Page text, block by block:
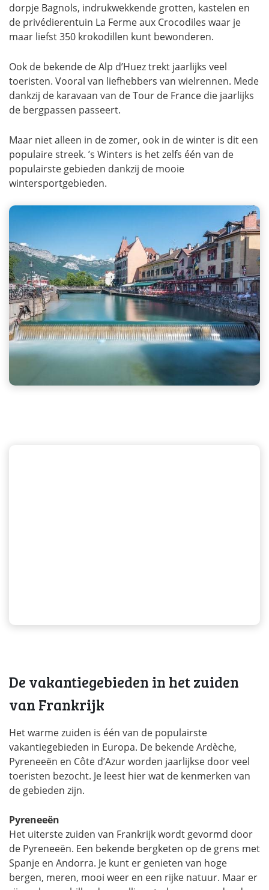
dorpje Bagnols, indrukwekkende grotten, kastelen en
de privédierentuin La Ferme aux Crocodiles waar je
maar liefst 350 krokodillen kunt bewonderen.
Ook de bekende de Alp d’Huez trekt jaarlijks veel
toeristen. Vooral van liefhebbers van wielrennen. Mede
dankzij de karavaan van de Tour de France die jaarlijks
de bergpassen passeert.
Maar niet alleen in de zomer, ook in de winter is dit een
populaire streek. ’s Winters is het zelfs één van de
populairste gebieden dankzij de mooie
wintersportgebieden.
De vakantiegebieden in het zuiden
van Frankrijk
Het warme zuiden is één van de populairste
vakantiegebieden in Europa. De bekende Ardèche,
Pyreneeën en Côte d’Azur worden jaarlijkse door veel
toeristen bezocht. Je leest hier wat de kenmerken van
de gebieden zijn.
Pyreneeën
Het uiterste zuiden van Frankrijk wordt gevormd door
de Pyreneeën. Een bekende bergketen op de grens met
Spanje en Andorra. Je kunt er genieten van hoge
bergen, meren, mooi weer en een rijke natuur. Maar er